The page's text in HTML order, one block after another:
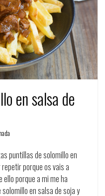
en salsa de
puntillas de solomillo en
porque os vais a
ello porque a mi me ha
en salsa de soja y